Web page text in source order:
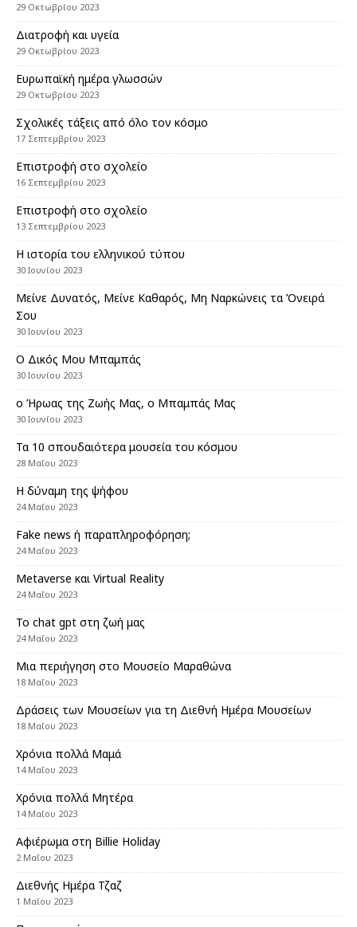
29 Οκτωβρίου 2023
Διατροφή και υγεία
29 Οκτωβρίου 2023
Eυρωπαϊκή ημέρα γλωσσών
29 Οκτωβρίου 2023
Σχολικές τάξεις από όλο τον κόσμο
17 Σεπτεμβρίου 2023
Επιστροφή στο σχολείο
16 Σεπτεμβρίου 2023
Επιστροφή στο σχολείο
13 Σεπτεμβρίου 2023
Η ιστορία του ελληνικού τύπου
30 Ιουνίου 2023
Μείνε Δυνατός, Μείνε Καθαρός, Μη Ναρκώνεις τα Όνειρά
Σου
30 Ιουνίου 2023
Ο Δικός Μου Μπαμπάς
30 Ιουνίου 2023
ο Ήρωας της Ζωής Μας, ο Μπαμπάς Μας
30 Ιουνίου 2023
Τα 10 σπουδαιότερα μουσεία του κόσμου
28 Μαΐου 2023
Η δύναμη της ψήφου
24 Μαΐου 2023
Fake news ή παραπληροφόρηση;
24 Μαΐου 2023
Metaverse και Virtual Reality
24 Μαΐου 2023
Το chat gpt στη ζωή μας
24 Μαΐου 2023
Μια περιήγηση στο Μουσείο Μαραθώνα
18 Μαΐου 2023
Δράσεις των Μουσείων για τη Διεθνή Ημέρα Μουσείων
18 Μαΐου 2023
Χρόνια πολλά Μαμά
14 Μαΐου 2023
Χρόνια πολλά Μητέρα
14 Μαΐου 2023
Αφιέρωμα στη Billie Ηoliday
2 Μαΐου 2023
Διεθνής Ημέρα Τζαζ
1 Μαΐου 2023